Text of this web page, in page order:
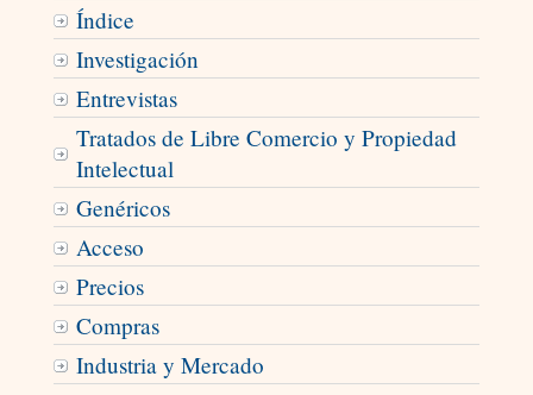
Índice
Investigación
Entrevistas
Tratados de Libre Comercio y Propiedad
Intelectual
Genéricos
Acceso
Precios
Compras
Industria y Mercado